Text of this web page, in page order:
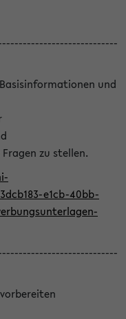
und
zu stellen.
e1cb-40bb-